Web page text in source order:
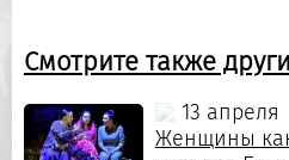
Смотрите также
13 апреля
Женщины